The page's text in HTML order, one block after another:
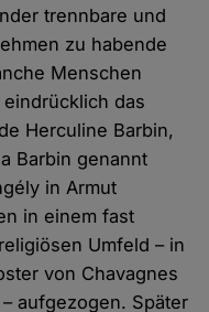
trennbare und
zu habende
Menschen
das
Herculine Barbin,
Barbin genannt
in Armut
in einem fast
Umfeld – in
von Chavagnes
aufgezogen. Später